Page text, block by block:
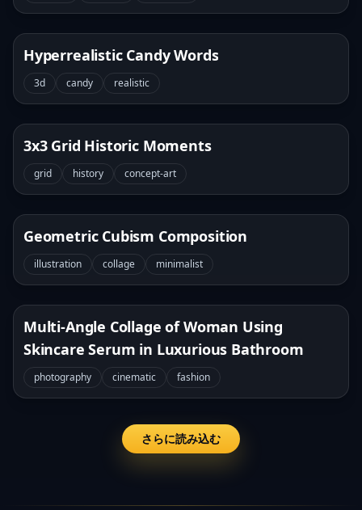
Hyperrealistic Candy Words
3d candy realistic
3x3 Grid Historic Moments
grid history concept-art
Geometric Cubism Composition
illustration collage minimalist
Multi-Angle Collage of Woman Using
Skincare Serum in Luxurious Bathroom
photography cinematic fashion
さらに読み込む